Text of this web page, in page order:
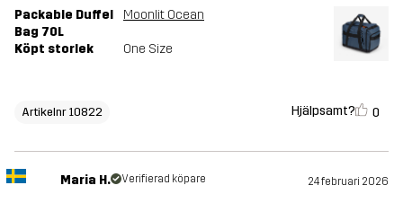
Packable Duffel
Bag 70L
Moonlit Ocean
Köpt storlek One Size
Artikelnr 10822 Hjälpsamt? 0
Maria H. Verifierad köpare 24 februari 2026